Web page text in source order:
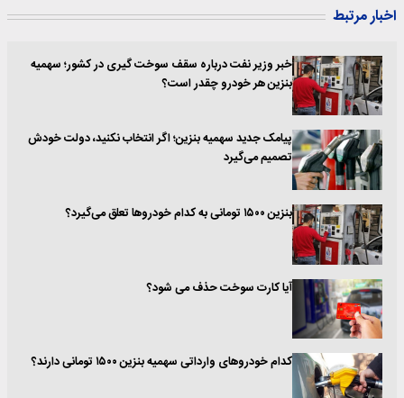
اخبار مرتبط
خبر وزیر نفت درباره سقف سوخت گیری در کشور؛ سهمیه
بنزین هر خودرو چقدر است؟
پیامک جدید سهمیه بنزین؛ اگر انتخاب نکنید، دولت خودش
تصمیم می‌گیرد
بنزین ۱۵۰۰ تومانی به کدام خودروها تعلق می‌گیرد؟
آیا کارت سوخت حذف می شود؟
کدام خودروهای وارداتی سهمیه بنزین ۱۵۰۰ تومانی دارند؟